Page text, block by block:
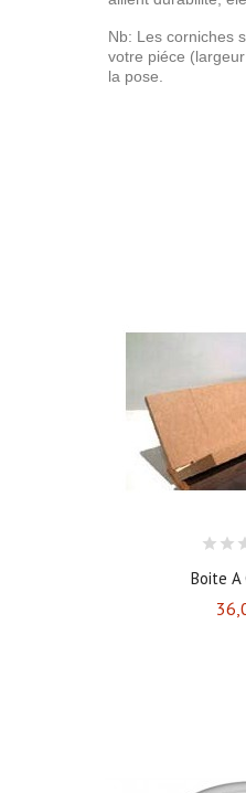
Nb: Les corniches
votre piéce
la pose.
Boite A